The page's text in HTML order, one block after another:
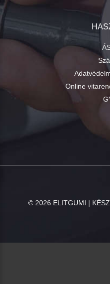
Online
© 2026 ELITGUMI |